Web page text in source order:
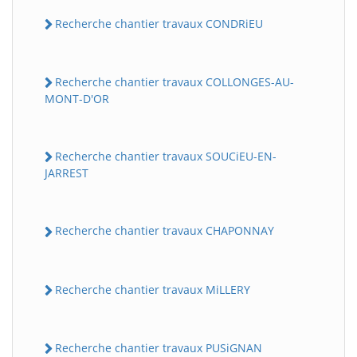
Recherche chantier travaux CONDRiEU
Recherche chantier travaux COLLONGES-AU-
MONT-D'OR
Recherche chantier travaux SOUCiEU-EN-
JARREST
Recherche chantier travaux CHAPONNAY
Recherche chantier travaux MiLLERY
Recherche chantier travaux PUSiGNAN